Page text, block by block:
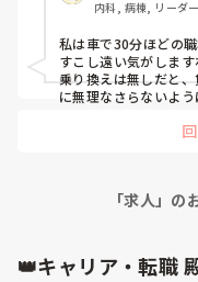
内科, 病棟, リーダ
私は車で30分ほどの
すこし遠い気がします
乗り換えは無しだと
に無理なさらないよ
「求人」
👑キャリア・転職